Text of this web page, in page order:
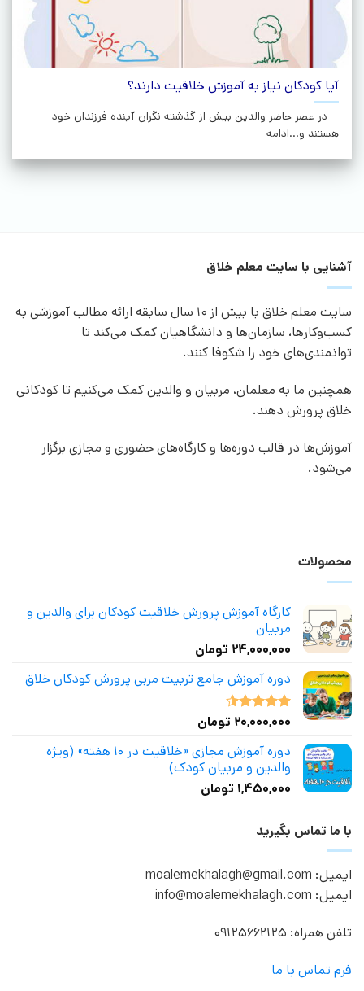
آیا کودکان نیاز به آموزش خلاقیت دارند؟
در عصر حاضر والدین بیش از گذشته نگران آینده فرزندان خود
هستند و...ادامه
آشنایی با سایت معلم خلاق
سایت معلم خلاق با بیش از 10 سال سابقه ارائه مطالب آموزشی به
کسب‌وکارها، سازمان‌ها و دانشگاهیان کمک می‌کند تا
توانمندی‌های خود را شکوفا کنند.
همچنین ما به معلمان، مربیان و والدین کمک می‌کنیم تا کودکانی
خلاق پرورش دهند.
آموزش‌ها در قالب دوره‌ها و کارگاه‌های حضوری و مجازی برگزار
می‌شود.
محصولات
کارگاه آموزش پرورش خلاقیت کودکان برای والدین و
مربیان
۲۴,۰۰۰,۰۰۰ تومان
دوره آموزش جامع تربیت مربی پرورش کودکان خلاق
نمره4.50
۲۰,۰۰۰,۰۰۰ تومان
دوره آموزش مجازی «خلاقیت در ۱۰ هفته» (ویژه
والدین و مربیان کودک)
۱,۴۵۰,۰۰۰ تومان
با ما تماس بگیرید
ایمیل: moalemekhalagh@gmail.com
ایمیل: info@moalemekhalagh.com
تلفن همراه: 09125662125
فرم تماس با ما